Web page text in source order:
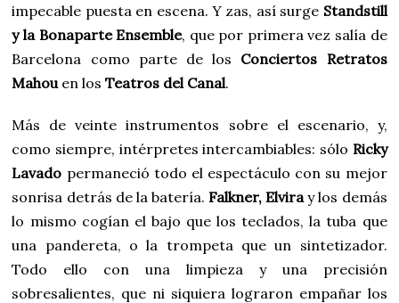
impecable puesta en escena. Y zas, así surge Standstill
y la Bonaparte Ensemble, que por primera vez salía de
Barcelona como parte de los Conciertos Retratos
Mahou en losTeatros del Canal.
Más de veinte instrumentos sobre el escenario, y,
como siempre, intérpretes intercambiables: sólo Ricky
Lavado permaneció todo el espectáculo con su mejor
sonrisa detrás de la batería. Falkner, Elviray los demás
lo mismo cogían el bajo que los teclados, la tuba que
una pandereta, o la trompeta que un sintetizador.
Todo ello con una limpieza y una precisión
sobresalientes, que ni siquiera lograron empañar los